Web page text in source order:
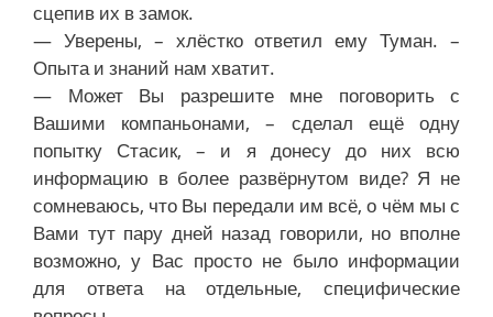
сцепив их в замок.
— Уверены, – хлёстко ответил ему Туман. –
Опыта и знаний нам хватит.
— Может Вы разрешите мне поговорить с
Вашими компаньонами, – сделал ещё одну
попытку Стасик, – и я донесу до них всю
информацию в более развёрнутом виде? Я не
сомневаюсь, что Вы передали им всё, о чём мы с
Вами тут пару дней назад говорили, но вполне
возможно, у Вас просто не было информации
для ответа на отдельные, специфические